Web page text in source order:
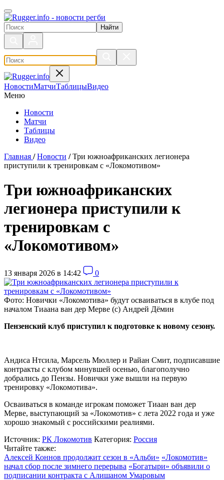
Поиск по сайту
НовостиМатчиТаблицыВидео
Меню
Новости
Матчи
Таблицы
Видео
Главная / Новости / Три южноафриканских легионера
приступили к тренировкам с «Локомотивом»
Три южноафриканских
легионера приступили к
тренировкам с
«Локомотивом»
13 января 2026 в 14:42 0
Фото: Новички «Локомотива» будут осваиваться в клубе под
началом Тиаана ван дер Мерве (с) Андрей Дёмин
Пензенский клуб приступил к подготовке к новому сезону.
Андиса Нтсила, Марсель Мюллер и Райан Смит, подписавшие
контракты с клубом минувшей осенью, благополучно
добрались до Пензы. Новички уже вышли на первую
тренировку «Локомотива».
Осваиваться в команде игрокам поможет Тиаан ван дер
Мерве, выступающий за «Локомотив» с лета 2022 года и уже
хорошо знакомый с российскими реалиями.
Источник: РК Локомотив Категория: Россия
Читайте также:
Алексей Коннов продолжит сезон в «Альби» «Локомотив»
начал сбор после зимнего перерыва «Богатыри» объявили о
подписании контракта с Алишаном Умаровым